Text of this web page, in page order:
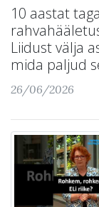
10 aastat
Liidust välja
mida paljud
26/06/2026